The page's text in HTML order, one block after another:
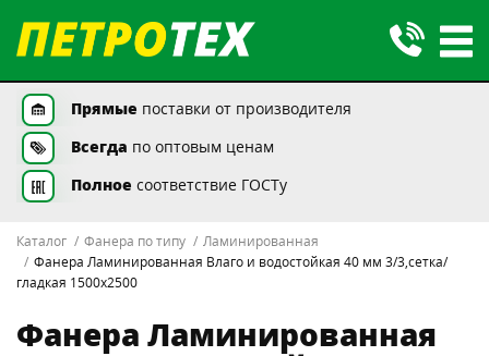
Прямые поставки от производителя
Всегда по оптовым ценам
Полное соответствие ГОСТу
Каталог Фанера по типу
Ламинированная
Фанера Ламинированная Влаго и водостойкая 40 мм 3/3,сетка/
гладкая 1500х2500
Фанера Ламинированная